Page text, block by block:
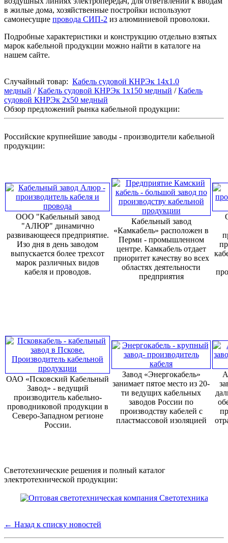
в жилые дома, хозяйственные постройки используют
самонесущие провода СИП-2 из алюминиевой проволоки.
Подробные характеристики и конструкцию отдельно взятых
марок кабельной продукции можно найти в каталоге на
нашем сайте.
Случайный товар: Кабель судовой КНРЭк 14x1.0
медный /Кабель судовой КНРЭк 1x150 медный /Кабель
судовой КНРЭк 2x50 медный
Обзор предложений рынка кабельной продукции:
Российские крупнейшие заводы - производители кабельной
продукции:
ООО "Кабельный завод
"АЛЮР" динамично
развивающееся предприятие.
Изо дня в день заводом
выпускается более трехсот
марок различных видов
кабеля и проводов.
Кабельный завод
«Камкабель» расположен в
Перми - промышленном
центре. Камкабель отдает
приоритет качеству во всех
областях деятельности
предприятия
ОАО «Псковский Кабельный
Завод» - ведущий
производитель кабельно-
проводниковой продукции в
Северо-Западном регионе
России.
Завод «Энергокабель»
занимает пятое место из 20-
ти ведущих кабельных
заводов России по
производству кабелей с
пластмассовой изоляцией
Светотехнические решения и полный каталог
электротехнической продукции:
← Назад к списку новостей